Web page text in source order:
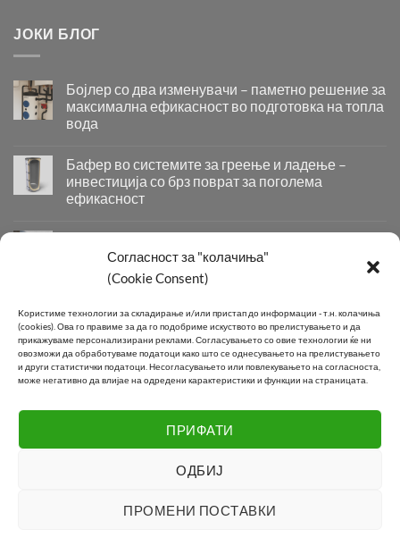
Согласност за "колачиња"
(Cookie Consent)
Kористиме технологии за складирање и/или пристап до информации - т.н. колачиња
(cookies).Ова го правиме за да го подобриме искуството во прелистувањето и да
прикажуваме персонализирани реклами.Согласувањето со овие технологии ќе ни
овозможи да обработуваме податоци како што се однесувањето на прелистувањето
и други статистички податоци.Несогласувањето или повлекувањето на согласноста,
може негативно да влијае на одредени карактеристики и функции на страницата.
ПРИФАТИ
ОДБИЈ
ПРОМЕНИ ПОСТАВКИ
ЈОКИ БЛОГ
Бојлер со два изменувачи – паметно решение за
максимална ефикасност во подготовка на топла
вода
со
два
изменувачи
–
решение
максимална
ефикасност
подготовка
на
топла
вода
Бафер во системите за греење и ладење –
инвестиција со брз поврат за поголема
ефикасност
во
–
инвестиција
со
брз
поврат
Системи за Греење и Ладење
Придобивки
Современи
Системи
за
Греење
Ладење
КОНТАКТ
Телефон:+389 2 2581 800
+389 2 2550 118